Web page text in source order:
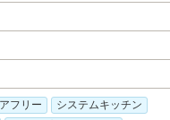
フリー
システムキッチン